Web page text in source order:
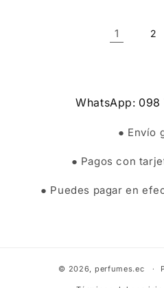
1 2
WhatsApp: 098
● Envío
● Pagos con
● Puedes pagar en
© 2026, perfumes.ec